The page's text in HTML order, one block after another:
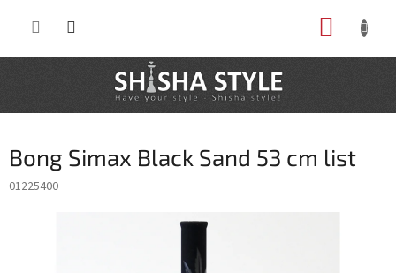
Bong Simax Black Sand 53 cm list
01225400